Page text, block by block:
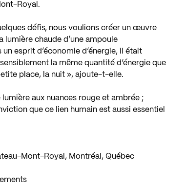
Royal.
défis, nous voulions créer un œuvre
chaude d’une ampoule
esprit d’économie d’énergie, il était
la même quantité d’énergie que
place, la nuit », ajoute-t-elle.
aux nuances rouge et ambrée ;
que ce lien humain est aussi essentiel
Mont-Royal, Montréal, Québec